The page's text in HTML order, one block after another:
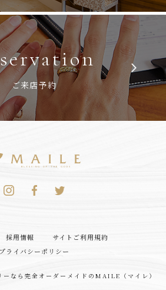
ご来店予約
採用情報
サイトご利用規約
プライバシーポリシー
ーなら完全オーダーメイドのMAILE（マイレ）